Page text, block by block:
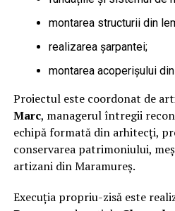
montarea structurii din
realizarea șarpantei;
montarea acoperișului
Proiectul este coordonat de
Marc, managerul întregii
echipă formată din arhitecți,
conservarea patrimoniului,
artizani din Maramureș.
Execuția propriu-zisă este